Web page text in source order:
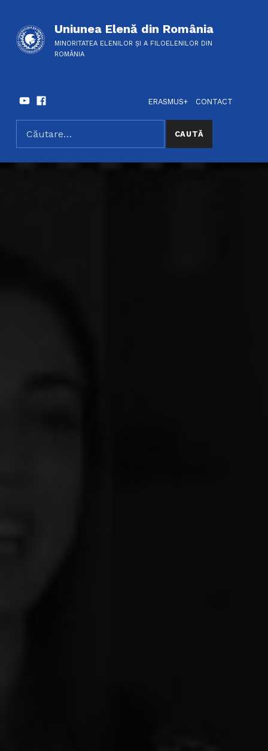
Uniunea Elenă din România
MINORITATEA ELENILOR ȘI A FILOELENILOR DIN
ROMÂNIA
SOCIAL LINKS
YoutubeFacebook
ERASMUS+
CONTACT
SEARCH THE SITE
Caută după: